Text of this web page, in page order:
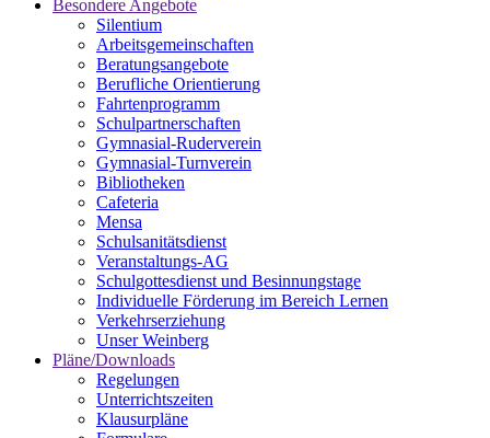
Besondere Angebote
Silentium
Arbeitsgemeinschaften
Beratungsangebote
Berufliche Orientierung
Fahrtenprogramm
Schulpartnerschaften
Gymnasial-Ruderverein
Gymnasial-Turnverein
Bibliotheken
Cafeteria
Mensa
Schulsanitätsdienst
Veranstaltungs-AG
Schulgottesdienst und Besinnungstage
Individuelle Förderung im Bereich Lernen
Verkehrserziehung
Unser Weinberg
Pläne/Downloads
Regelungen
Unterrichtszeiten
Klausurpläne